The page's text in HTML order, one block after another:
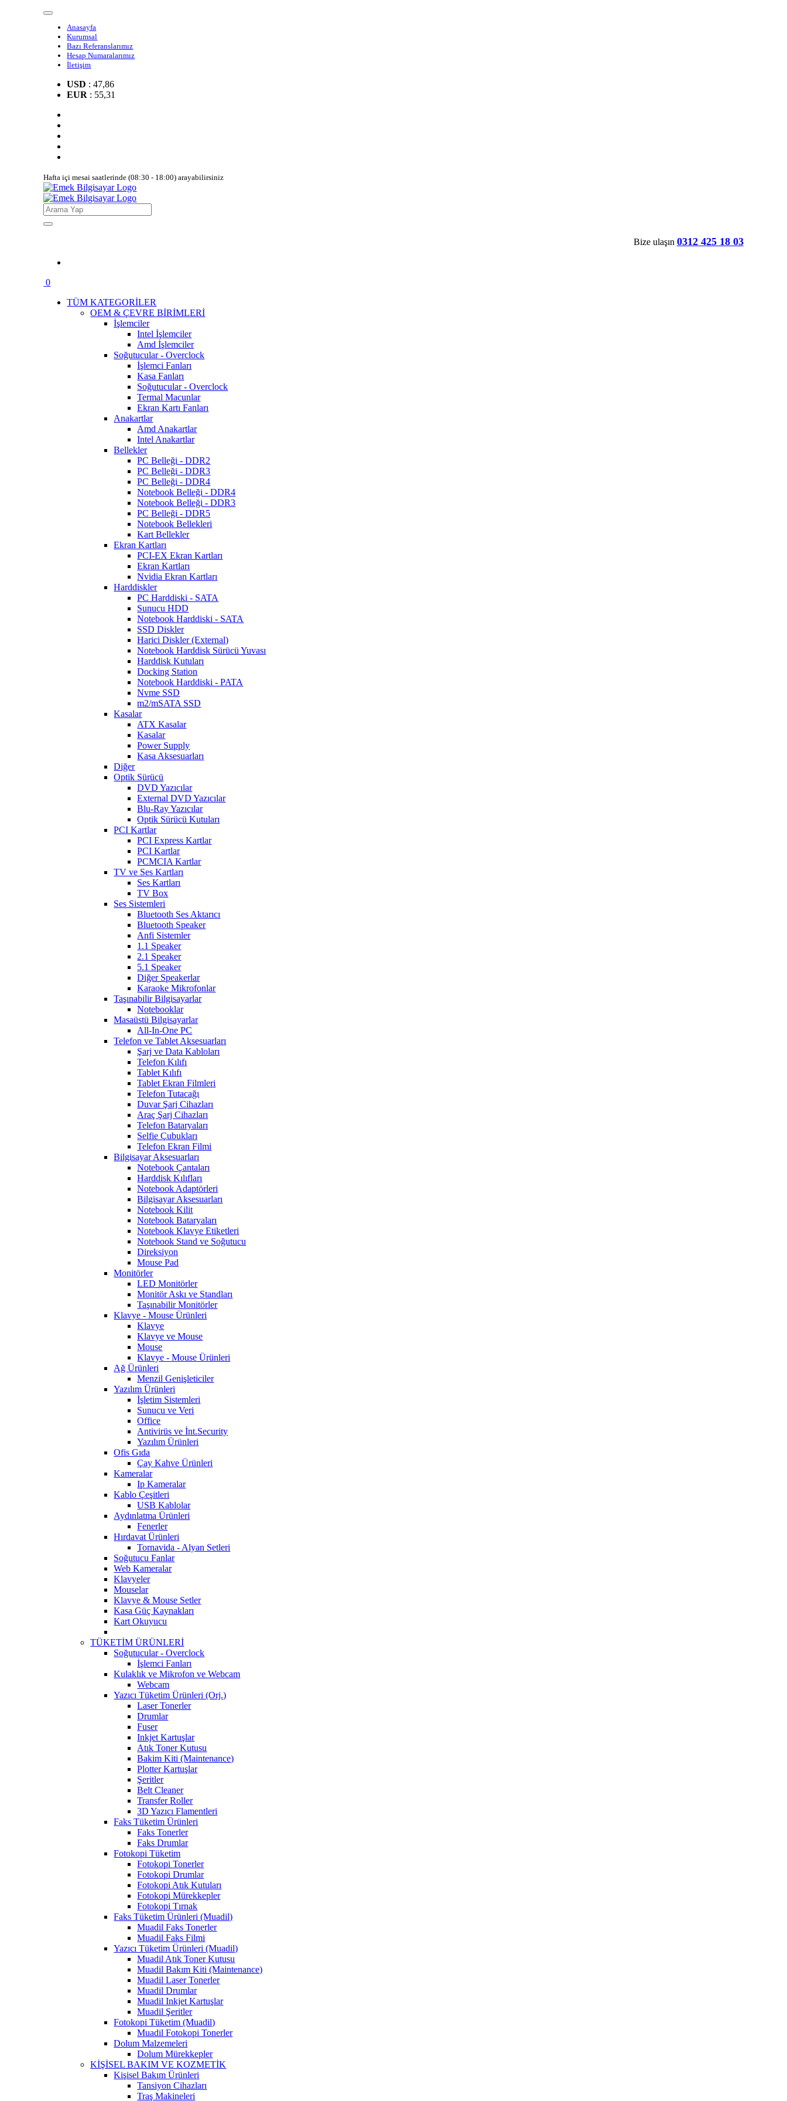
Anasayfa
Kurumsal
Bazı Referanslarımız
Hesap Numaralarımız
İletişim
USD : 47,86
EUR : 55,31
Hafta içi mesai saatlerinde (08:30 - 18:00) arayabilirsiniz
Bize ulaşın 0312 425 18 03
0
TÜM KATEGORİLER
OEM & ÇEVRE BİRİMLERİ
İşlemciler
Intel İşlemciler
Amd İşlemciler
Soğutucular - Overclock
İşlemci Fanları
Kasa Fanları
Soğutucular - Overclock
Termal Macunlar
Ekran Kartı Fanları
Anakartlar
Amd Anakartlar
Intel Anakartlar
Bellekler
PC Belleği - DDR2
PC Belleği - DDR3
PC Belleği - DDR4
Notebook Belleği - DDR4
Notebook Belleği - DDR3
PC Belleği - DDR5
Notebook Bellekleri
Kart Bellekler
Ekran Kartları
PCI-EX Ekran Kartları
Ekran Kartları
Nvidia Ekran Kartları
Harddiskler
PC Harddiski - SATA
Sunucu HDD
Notebook Harddiski - SATA
SSD Diskler
Harici Diskler (External)
Notebook Harddisk Sürücü Yuvası
Harddisk Kutuları
Docking Station
Notebook Harddiski - PATA
Nvme SSD
m2/mSATA SSD
Kasalar
ATX Kasalar
Kasalar
Power Supply
Kasa Aksesuarları
Diğer
Optik Sürücü
DVD Yazıcılar
External DVD Yazıcılar
Blu-Ray Yazıcılar
Optik Sürücü Kutuları
PCI Kartlar
PCI Express Kartlar
PCI Kartlar
PCMCIA Kartlar
TV ve Ses Kartları
Ses Kartları
TV Box
Ses Sistemleri
Bluetooth Ses Aktarıcı
Bluetooth Speaker
Anfi Sistemler
1.1 Speaker
2.1 Speaker
5.1 Speaker
Diğer Speakerlar
Karaoke Mikrofonlar
Taşınabilir Bilgisayarlar
Notebooklar
Masaüstü Bilgisayarlar
All-In-One PC
Telefon ve Tablet Aksesuarları
Şarj ve Data Kabloları
Telefon Kılıfı
Tablet Kılıfı
Tablet Ekran Filmleri
Telefon Tutacağı
Duvar Şarj Cihazları
Araç Şarj Cihazları
Telefon Bataryaları
Selfie Çubukları
Telefon Ekran Filmi
Bilgisayar Aksesuarları
Notebook Çantaları
Harddisk Kılıfları
Notebook Adaptörleri
Bilgisayar Aksesuarları
Notebook Kilit
Notebook Bataryaları
Notebook Klavye Etiketleri
Notebook Stand ve Soğutucu
Direksiyon
Mouse Pad
Monitörler
LED Monitörler
Monitör Askı ve Standları
Taşınabilir Monitörler
Klavye - Mouse Ürünleri
Klavye
Klavye ve Mouse
Mouse
Klavye - Mouse Ürünleri
Ağ Ürünleri
Menzil Genişleticiler
Yazılım Ürünleri
İşletim Sistemleri
Sunucu ve Veri
Office
Antivirüs ve İnt.Security
Yazılım Ürünleri
Ofis Gıda
Çay Kahve Ürünleri
Kameralar
Ip Kameralar
Kablo Çeşitleri
USB Kablolar
Aydınlatma Ürünleri
Fenerler
Hırdavat Ürünleri
Tornavida - Alyan Setleri
Soğutucu Fanlar
Web Kameralar
Klavyeler
Mouselar
Klavye & Mouse Setler
Kasa Güç Kaynakları
Kart Okuyucu
TÜKETİM ÜRÜNLERİ
Soğutucular - Overclock
İşlemci Fanları
Kulaklık ve Mikrofon ve Webcam
Webcam
Yazıcı Tüketim Ürünleri (Orj.)
Laser Tonerler
Drumlar
Fuser
Inkjet Kartuşlar
Atık Toner Kutusu
Bakim Kiti (Maintenance)
Plotter Kartuşlar
Şeritler
Belt Cleaner
Transfer Roller
3D Yazıcı Flamentleri
Faks Tüketim Ürünleri
Faks Tonerler
Faks Drumlar
Fotokopi Tüketim
Fotokopi Tonerler
Fotokopi Drumlar
Fotokopi Atık Kutuları
Fotokopi Mürekkepler
Fotokopi Tırnak
Faks Tüketim Ürünleri (Muadil)
Muadil Faks Tonerler
Muadil Faks Filmi
Yazıcı Tüketim Ürünleri (Muadil)
Muadil Atık Toner Kutusu
Muadil Bakım Kiti (Maintenance)
Muadil Laser Tonerler
Muadil Drumlar
Muadil Inkjet Kartuşlar
Muadil Şeritler
Fotokopi Tüketim (Muadil)
Muadil Fotokopi Tonerler
Dolum Malzemeleri
Dolum Mürekkepler
KİŞİSEL BAKIM VE KOZMETİK
Kişisel Bakım Ürünleri
Tansiyon Cihazları
Traş Makineleri